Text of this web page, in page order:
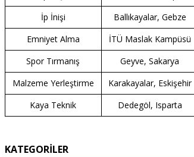
İp İnişi
Ballıkayalar, Gebze
Emniyet Alma
İTÜ Maslak Kampüsü
Spor Tırmanış
Geyve, Sakarya
Malzeme Yerleştirme
Karakayalar, Eskişehir
Kaya Teknik
Dedegöl, Isparta
KATEGORİLER